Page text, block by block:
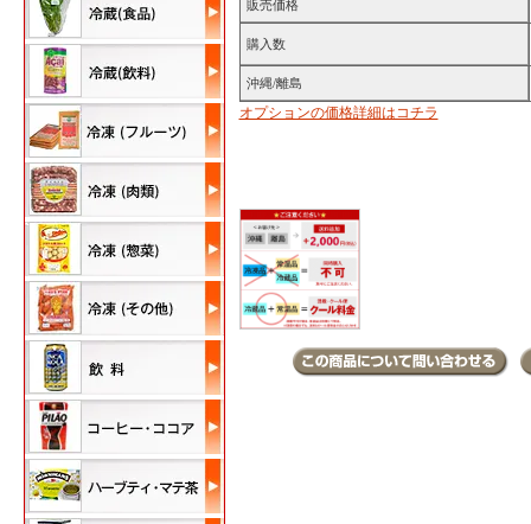
販売価格
購入数
沖縄/離島
オプションの価格詳細はコチラ